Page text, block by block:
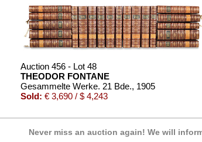
Auction 456 - Lot 48
THEODOR FONTANE
Gesammelte Werke. 21 Bde., 1905
Sold: € 3,690 / $ 4,243
Never miss an auction again! We will